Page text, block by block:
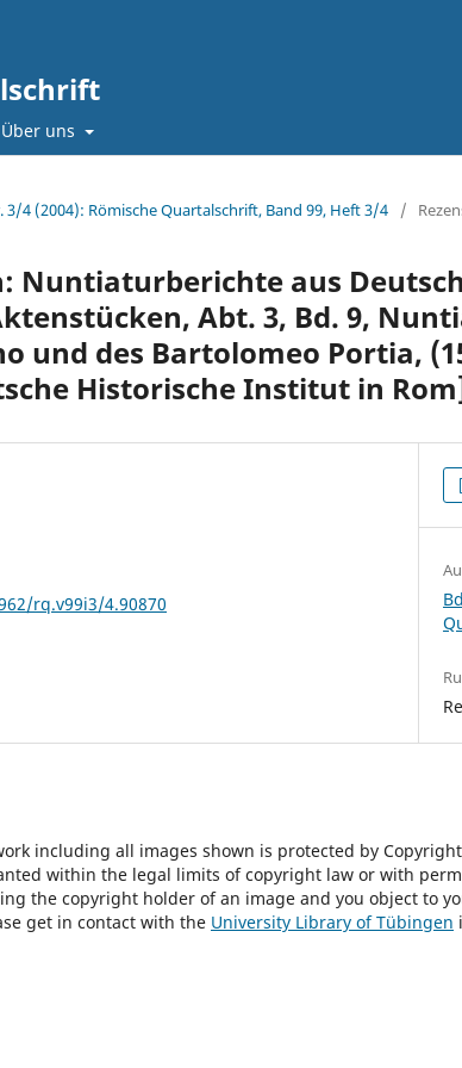
Über uns
3/4 (2004): Römische Quartalschrift, Band 99, Heft 3/4 /
Nuntiaturberichte aus
Abt. 3, Bd. 9,
und des Bartolomeo Portia,
Historische Institut in
rq.v99i3/4.90870
including all images shown is protected by
within the legal limits of copyright law or with
the copyright holder of an image and you object to
get in contact with the University Library of Tübingen